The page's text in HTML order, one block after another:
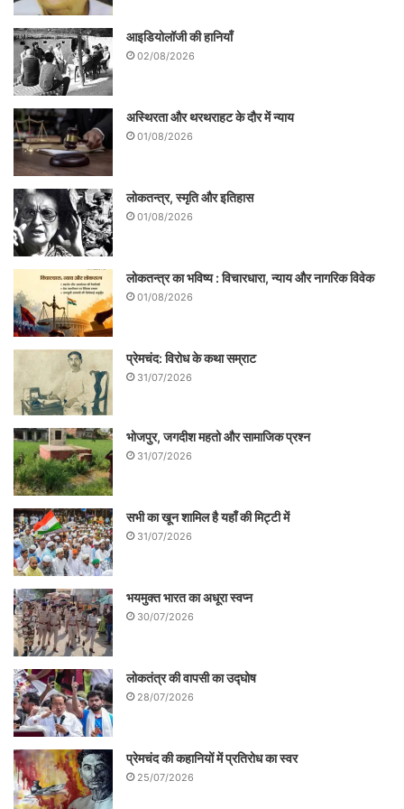
समग्रता मिलती है। यह मौजूदा कठिन दौर के लिए
बहुत मूल्यवान है। (सप्रेस)
लेखक गांधीवादी चिन्तक हैं|
.
.
..
सबलोग को फेसबुक पर पढने के लिए लाइक करें |
आइडियोलॉजी की हानियाँ
02/08/2026
अस्थिरता और थरथराहट के दौर में न्याय
01/08/2026
लोकतन्त्र, स्मृति और इतिहास
01/08/2026
लोकतन्त्र का भविष्य : विचारधारा, न्याय और नागरिक विवेक
01/08/2026
प्रेमचंद: विरोध के कथा सम्राट
31/07/2026
भोजपुर, जगदीश महतो और सामाजिक प्रश्न
31/07/2026
सभी का खून शामिल है यहाँ की मिट्टी में
31/07/2026
भयमुक्त भारत का अधूरा स्वप्न
30/07/2026
लोकतंत्र की वापसी का उद्घोष
28/07/2026
प्रेमचंद की कहानियों में प्रतिरोध का स्वर
25/07/2026